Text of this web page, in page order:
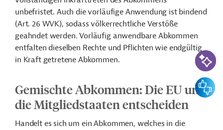
unbefristet. Auch die vorläufige Anwendung ist bindend
(Art. 26 WVK), sodass völkerrechtliche Verstöße
geahndet werden. Vorläufig anwendbare Abkommen
entfalten dieselben Rechte und Pflichten wie endgültig
in Kraft getretene Abkommen.
Gemischte Abkommen: Die EU und
die Mitgliedstaaten entscheiden
Handelt es sich um ein Abkommen, welches in die
KI-